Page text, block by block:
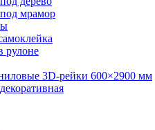
мрамор
рулоне
3D‑рейки 600×2900 мм